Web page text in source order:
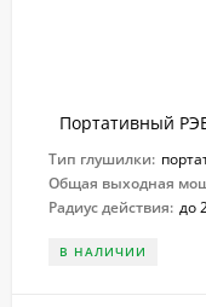
Портативный
Тип глушилки:
Радиус действия: до
В НАЛИЧИИ